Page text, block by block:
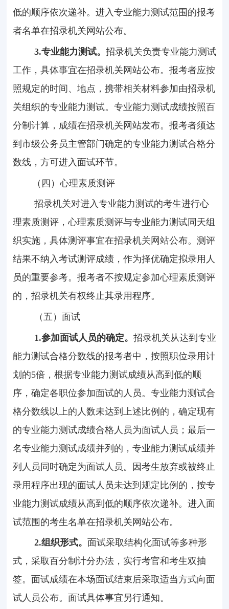
低的顺序依次递补。进入专业能力测试范围的报考
者名单在招录机关网站公布。
3.专业能力测试。招录机关负责专业能力测试
工作，具体事宜在招录机关网站公布。报考者应按
照规定的时间、地点，携带相关材料参加由招录机
关组织的专业能力测试。专业能力测试成绩按照百
分制计算，成绩在招录机关网站发布。报考者须达
到市级公务员主管部门确定的专业能力测试合格分
数线，方可进入面试环节。
（四）心理素质测评
招录机关对进入专业能力测试的考生进行心
理素质测评，心理素质测评与专业能力测试同天组
织实施，具体测评事宜在招录机关网站公布。测评
结果不纳入考试测评成绩，作为择优确定拟录用人
员的重要参考。报考者不按规定参加心理素质测评
的，招录机关有权终止其录用程序。
（五）面试
1.参加面试人员的确定。招录机关从达到专业
能力测试合格分数线的报考者中，按照职位录用计
划的5倍，根据专业能力测试成绩从高到低的顺
序，确定各职位参加面试的人员。专业能力测试合
格分数线以上的人数未达到上述比例的，确定现有
的专业能力测试成绩合格人员为面试人员；最后一
名专业能力测试成绩并列的，专业能力测试成绩并
列人员同时确定为面试人员。因考生放弃或被终止
录用程序出现的面试人员未达到规定比例的，按专
业能力测试成绩从高到低的顺序依次递补。进入面
试范围的考生名单在招录机关网站公布。
2.组织形式。 面试采取结构化面试等多种形
式，采取百分制计分办法，实行考官和考生双抽
签。面试成绩在本场面试结束后采取适当方式向面
试人员公布。面试具体事宜另行通知。